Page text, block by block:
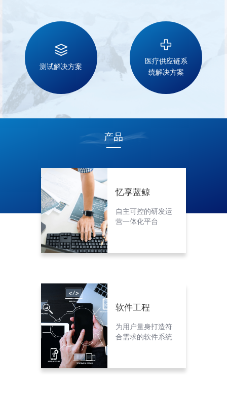
测试解决方案
医疗供应链系
统解决方案
产品
忆享蓝鲸
自主可控的研发运
营一体化平台
软件工程
为用户量身打造符
合需求的软件系统